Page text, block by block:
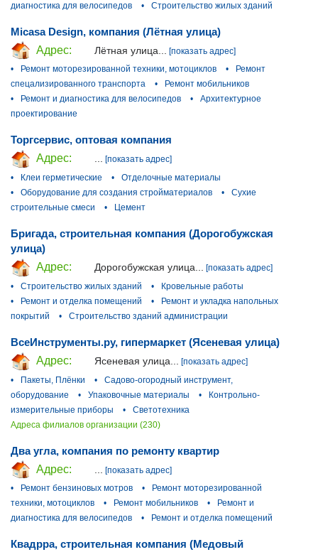
диагностика для велосипедов
• Строительство жилых зданий
Micasa Design, компания (Лётная улица)
Адрес:
Лётная улица...
[показать адрес]
•
Ремонт моторезированной техники, мотоциклов •
Ремонт
спецализированного транспорта
•
Ремонт мобильников
•
Ремонт и диагностика для велосипедов •
Архитектурное
проектирование
Торгсервис, оптовая компания
Адрес:
... [показать адрес]
•
Клеи герметические •
Отделочные материалы
•
Оборудование для создания стройматериалов •
Сухие
строительные смеси
• Цемент
Бригада, строительная компания (Дорогобужская
улица)
Адрес:
Дорогобужская улица...
[показать адрес]
•
Строительство жилых зданий •
Кровельные работы
•
Ремонт и отделка помещений •
Ремонт и укладка напольных
покрытий
• Строительство зданий администрации
ВсеИнструменты.ру, гипермаркет (Ясеневая улица)
Адрес:
Ясеневая улица...
[показать адрес]
•
Пакеты, Плёнки •
Садово-огородный инструмент,
оборудование
• Упаковочные материалы •
Контрольно-
измерительные приборы
•
Светотехника
Адреса филиалов организации (230)
Два угла, компания по ремонту квартир
Адрес:
[показать адрес]
•
Ремонт бензиновых мотров •
Ремонт моторезированной
техники, мотоциклов
• Ремонт мобильников •
Ремонт и
диагностика для велосипедов
• Ремонт и отделка помещений
Квадрра, строительная компания (Медовый